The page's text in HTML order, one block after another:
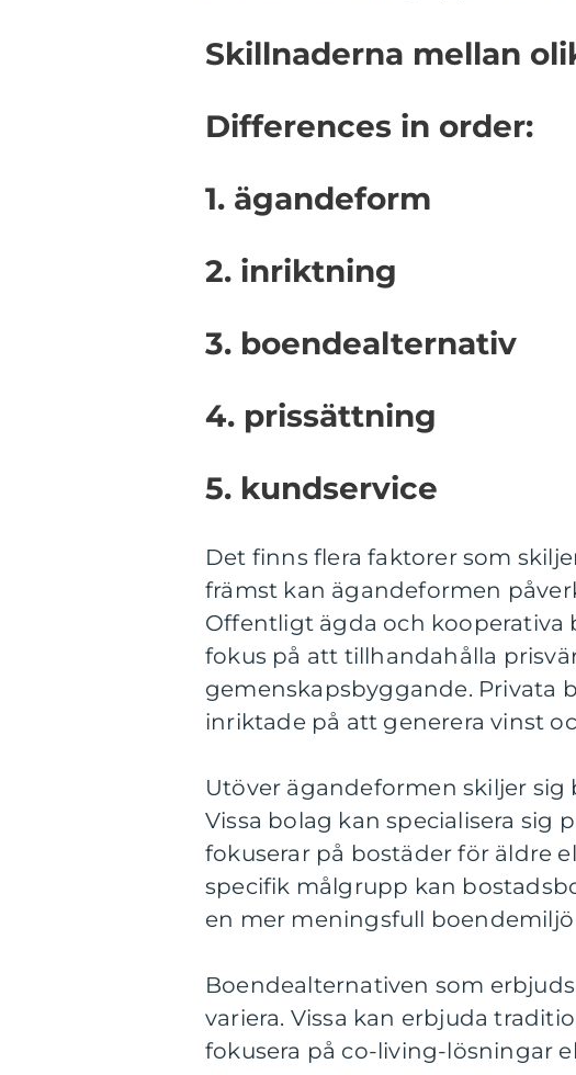
Skillnaderna mellan
Differences in order:
1. ägandeform
2. inriktning
3. boendealternativ
4. prissättning
5. kundservice
Det finns flera faktorer som
främst kan ägandeformen
Offentligt ägda och
fokus på att tillhandahålla
gemenskapsbyggande. Privata
inriktade på att generera vinst
Utöver ägandeformen skiljer
Vissa bolag kan specialisera sig
fokuserar på bostäder för äldre
specifik målgrupp kan
en mer meningsfull
Boendealternativen som
variera. Vissa kan erbjuda
fokusera på co-living-lösningar